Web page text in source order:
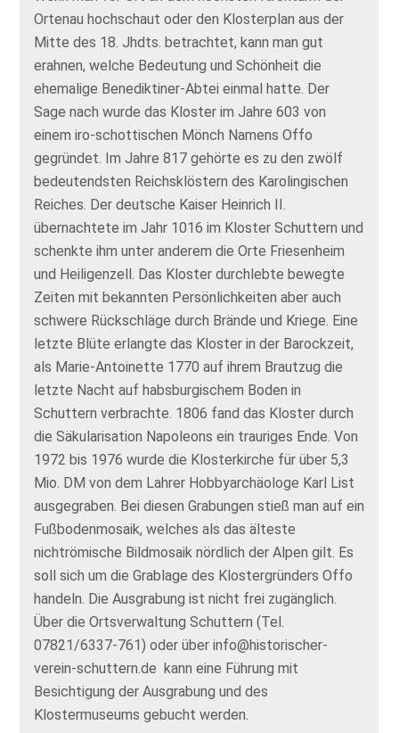
Ortenau hochschaut oder den Klosterplan aus der
Mitte des 18. Jhdts. betrachtet, kann man gut
erahnen, welche Bedeutung und Schönheit die
ehemalige Benediktiner-Abtei einmal hatte. Der
Sage nach wurde das Kloster im Jahre 603 von
einem iro-schottischen Mönch Namens Offo
gegründet. Im Jahre 817 gehörte es zu den zwölf
bedeutendsten Reichsklöstern des Karolingischen
Reiches. Der deutsche Kaiser Heinrich II.
übernachtete im Jahr 1016 im Kloster Schuttern und
schenkte ihm unter anderem die Orte Friesenheim
und Heiligenzell. Das Kloster durchlebte bewegte
Zeiten mit bekannten Persönlichkeiten aber auch
schwere Rückschläge durch Brände und Kriege. Eine
letzte Blüte erlangte das Kloster in der Barockzeit,
als Marie-Antoinette 1770 auf ihrem Brautzug die
letzte Nacht auf habsburgischem Boden in
Schuttern verbrachte. 1806 fand das Kloster durch
die Säkularisation Napoleons ein trauriges Ende. Von
1972 bis 1976 wurde die Klosterkirche für über 5,3
Mio. DM von dem Lahrer Hobbyarchäologe Karl List
ausgegraben. Bei diesen Grabungen stieß man auf ein
Fußbodenmosaik, welches als das älteste
nichtrömische Bildmosaik nördlich der Alpen gilt. Es
soll sich um die Grablage des Klostergründers Offo
handeln. Die Ausgrabung ist nicht frei zugänglich.
Über die Ortsverwaltung Schuttern (Tel.
07821/6337-761) oder über info@historischer-
verein-schuttern.de kann eine Führung mit
Besichtigung der Ausgrabung und des
Klostermuseums gebucht werden.